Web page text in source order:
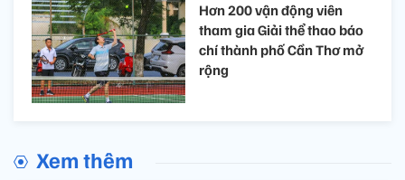
Hơn 200 vận động viên
tham gia Giải thể thao báo
chí thành phố Cần Thơ mở
rộng
Xem thêm